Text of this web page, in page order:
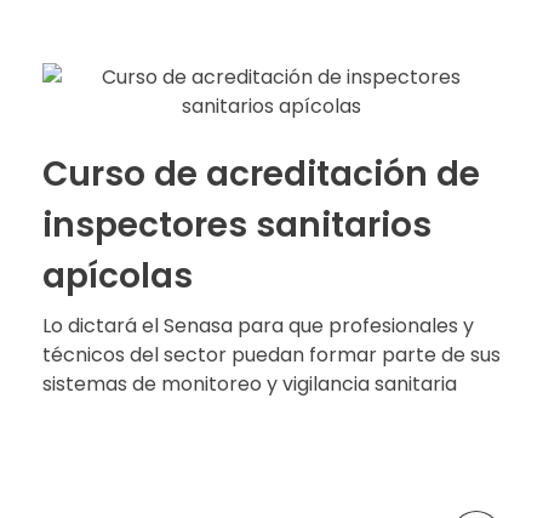
Curso de acreditación de
inspectores sanitarios
apícolas
Lo dictará el Senasa para que profesionales y
técnicos del sector puedan formar parte de sus
sistemas de monitoreo y vigilancia sanitaria